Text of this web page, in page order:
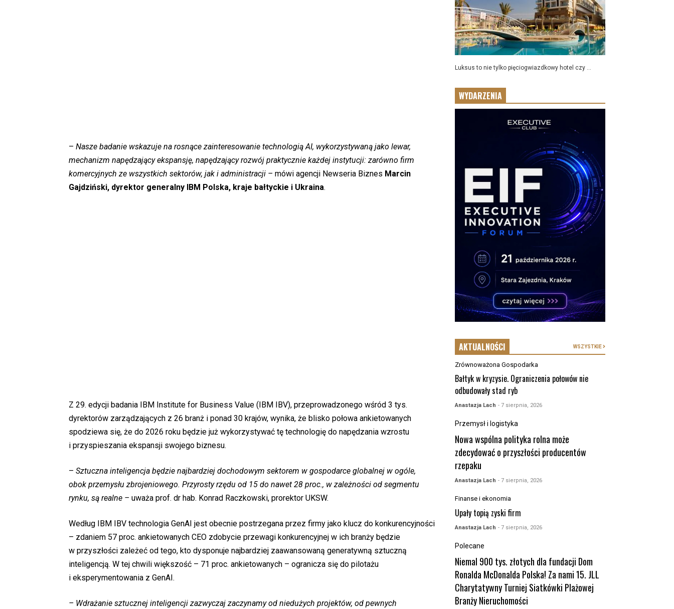
– Nasze badanie wskazuje na rosnące zainteresowanie technologią AI, wykorzystywaną jako lewar,
mechanizm napędzający ekspansję, napędzający rozwój praktycznie każdej instytucji: zarówno firm
komercyjnych ze wszystkich sektorów, jak i administracji – mówi agencji Newseria Biznes Marcin
Gajdziński, dyrektor generalny IBM Polska, kraje bałtyckie i Ukraina.
Z 29. edycji badania IBM Institute for Business Value (IBM IBV), przeprowadzonego wśród 3 tys.
dyrektorów zarządzających z 26 branż i ponad 30 krajów, wynika, że blisko połowa ankietowanych
spodziewa się, że do 2026 roku będzie już wykorzystywać tę technologię do napędzania wzrostu
i przyspieszania ekspansji swojego biznesu.
– Sztuczna inteligencja będzie najbardziej dochodowym sektorem w gospodarce globalnej w ogóle,
obok przemysłu zbrojeniowego. Przyrosty rzędu od 15 do nawet 28 proc., w zależności od segmentu
rynku, są realne – uważa prof. dr hab. Konrad Raczkowski, prorektor UKSW.
Według IBM IBV technologia GenAI jest obecnie postrzegana przez firmy jako klucz do konkurencyjności
– zdaniem 57 proc. ankietowanych CEO zdobycie przewagi konkurencyjnej w ich branży będzie
w przyszłości zależeć od tego, kto dysponuje najbardziej zaawansowaną generatywną sztuczną
inteligencją. W tej chwili większość – 71 proc. ankietowanych – ogranicza się do pilotażu
i eksperymentowania z GenAI.
– Wdrażanie sztucznej inteligencji zazwyczaj zaczynamy od niedużych projektów, od pewnych
Luksus to nie tylko pięciogwiazdkowy hotel czy ...
WYDARZENIA
AKTUALNOŚCI WSZYSTKIE
Zrównoważona Gospodarka
Bałtyk w kryzysie. Ograniczenia połowów nie
odbudowały stad ryb
Anastazja Lach - 7 sierpnia, 2026
Przemysł i logistyka
Nowa wspólna polityka rolna może
zdecydować o przyszłości producentów
rzepaku
Anastazja Lach - 7 sierpnia, 2026
Finanse i ekonomia
Upały topią zyski firm
Anastazja Lach - 7 sierpnia, 2026
Polecane
Niemal 900 tys. złotych dla fundacji Dom
Ronalda McDonalda Polska! Za nami 15. JLL
Charytatywny Turniej Siatkówki Plażowej
Branży Nieruchomości